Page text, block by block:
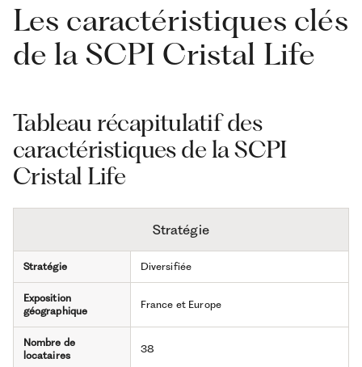
Les caractéristiques clés
de la SCPI Cristal Life
Tableau récapitulatif des
caractéristiques de la SCPI
Cristal Life
Stratégie
Stratégie Diversifiée
Exposition
géographique
France et Europe
Nombre de
locataires
38